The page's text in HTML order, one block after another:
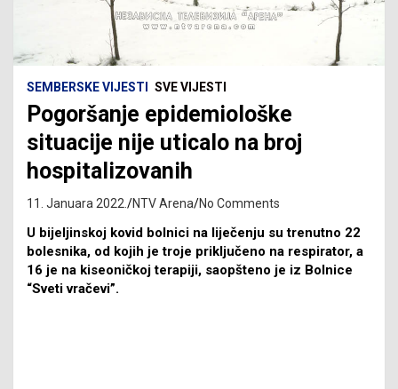
SEMBERSKE VIJESTI SVE VIJESTI
Pogoršanje epidemiološke
situacije nije uticalo na broj
hospitalizovanih
11. Januara 2022. NTV Arena No Comments
U bijeljinskoj kovid bolnici na liječenju su trenutno 22
bolesnika, od kojih je troje priključeno na respirator, a
16 je na kiseoničkoj terapiji, saopšteno je iz Bolnice
“Sveti vračevi”.